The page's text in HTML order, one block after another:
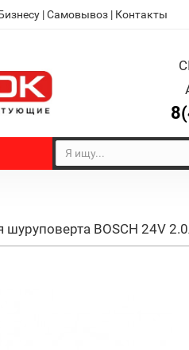
|Самовывоз | Контакты
шуруповерта BOSCH 24V